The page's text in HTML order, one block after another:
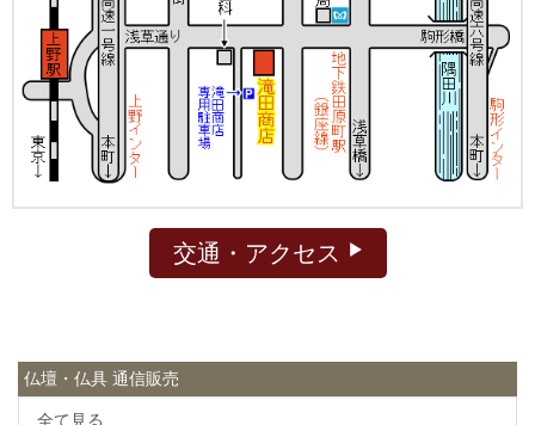
交通・アクセス
仏壇・仏具 通信販売
全て見る